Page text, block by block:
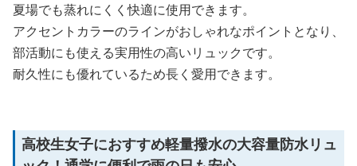
夏場でも蒸れにくく快適に使用できます。
アクセントカラーのラインがおしゃれなポイントとなり、
部活動にも使える実用性の高いリュックです。
耐久性にも優れているため長く愛用できます。
高校生女子におすすめ軽量撥水の大容量防水リュ